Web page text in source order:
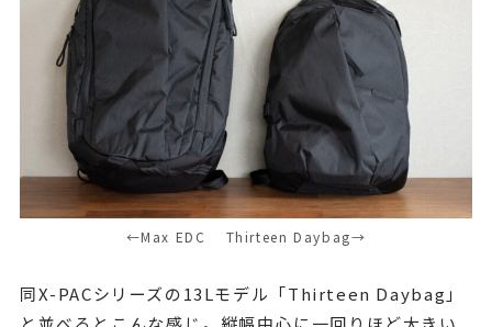
←Max EDC Thirteen Daybag→
同X-PACシリーズの13Lモデル「Thirteen Daybag」